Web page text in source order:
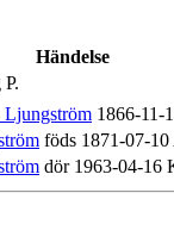
Händelse
Ljungström 1866-11-
föds 1871-07-
dör 1963-04-16